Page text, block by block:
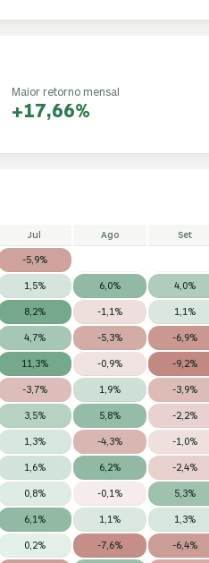
Maior retorno mensal
+17,66%
Jul Ago Set
-5,9%
1,5% 6,0% 4,0%
8,2% -1,1% 1,1%
4,7% -5,3% -6,9%
11,3% -0,9% -9,2%
-3,7% 1,9% -3,9%
3,5% 5,8% -2,2%
1,3% -4,3% -1,0%
1,6% 6,2% -2,4%
0,8% -0,1% 5,3%
6,1% 1,1% 1,3%
0,2% -7,6% -6,4%